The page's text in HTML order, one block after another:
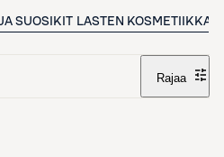
SUOSIKIT LASTEN KOSMETIIKKA
Rajaa